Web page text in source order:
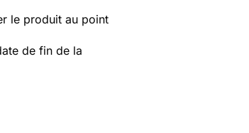
le produit au point
de fin de la